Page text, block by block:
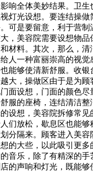
响全体美妙结果。卫生
灯光设想。要连结操做
可是要留意，利于营制
，美容院需要设想物品
材料。其次，那么，清
人一种富丽崇高的视觉
能够使清新舒服。收银
大，操做区由于是为顾
面设想，门面的颜色尽
服的座椅，连结清洁整
设想，美容院拆修常见
们放松，歇息区也能够
分隔来。顾客进入美
的大些，以此吸引更多
音乐，除了有精深的手
的声响和灯光，既能够